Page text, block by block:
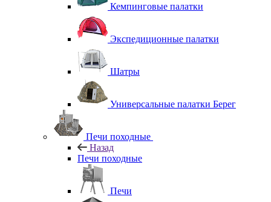
Кемпинговые палатки
Экспедиционные палатки
Шатры
Универсальные палатки Берег
Печи походные
Назад
Печи походные
Печи